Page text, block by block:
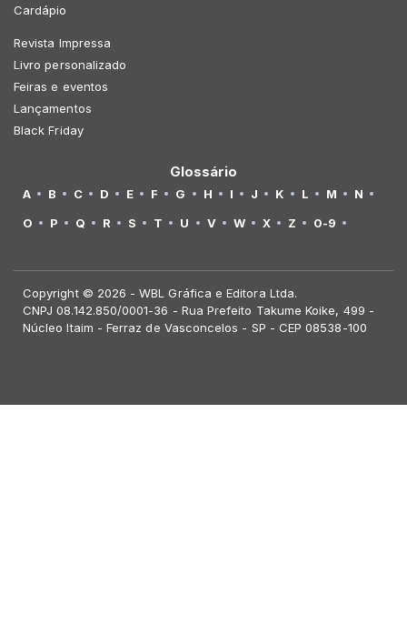
Cardápio
Revista Impressa
Livro personalizado
Feiras e eventos
Lançamentos
Black Friday
Glossário
A B C D E F G H I J K L M
N
O
P Q R S T U V W X Z 0-9
Copyright © 2026 - WBL Gráfica e Editora Ltda.
CNPJ 08.142.850/0001-36 - Rua Prefeito Takume Koike, 499 -
Núcleo Itaim - Ferraz de Vasconcelos - SP - CEP 08538-100